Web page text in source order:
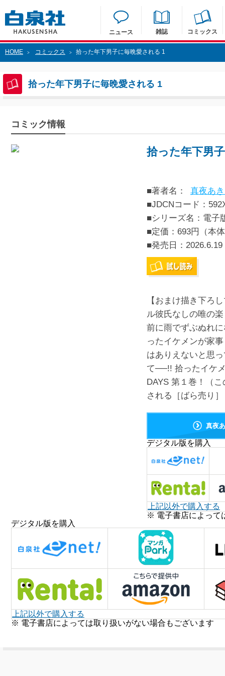
ニュース 雑誌 コミックス
HOME > コミックス > 拾った年下男子に毎晩愛される 1
拾った年下男子に毎晩愛される 1
コミック情報
拾った年下男
■著者名：
真夜あ
■JDCNコード：
■シリーズ名：電子
■定価：693円（本
■発売日： 2026.6.19
【おまけ描き下ろ
ル彼氏なしの唯の
前に雨でずぶぬれ
ったイケメンが家
はありえないと思
て──!! 拾ったイケ
DAYS 第１巻！（
される［ばら売り
真夜
デジタル版を購入
上記以外で購入する
※ 電子書店によって
デジタル版を購入
上記以外で購入する
※ 電子書店によっては取り扱いがない場合もございます